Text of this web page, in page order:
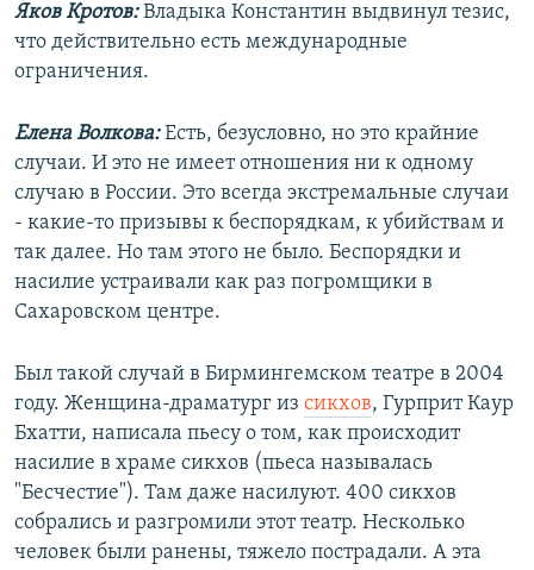
Яков Кротов:Владыка Константин выдвинул тезис,
что действительно есть международные
ограничения.
Елена Волкова:Есть, безусловно, но это крайние
случаи. И это не имеет отношения ни к одному
случаю в России. Это всегда экстремальные случаи
- какие-то призывы к беспорядкам, к убийствам и
так далее. Но там этого не было. Беспорядки и
насилие устраивали как раз погромщики в
Сахаровском центре.
Был такой случай в Бирмингемском театре в 2004
году. Женщина-драматург из сикхов, Гурприт Каур
Бхатти, написала пьесу о том, как происходит
насилие в храме сикхов (пьеса называлась
"Бесчестие"). Там даже насилуют. 400 сикхов
собрались и разгромили этот театр. Несколько
человек были ранены, тяжело пострадали. А эта